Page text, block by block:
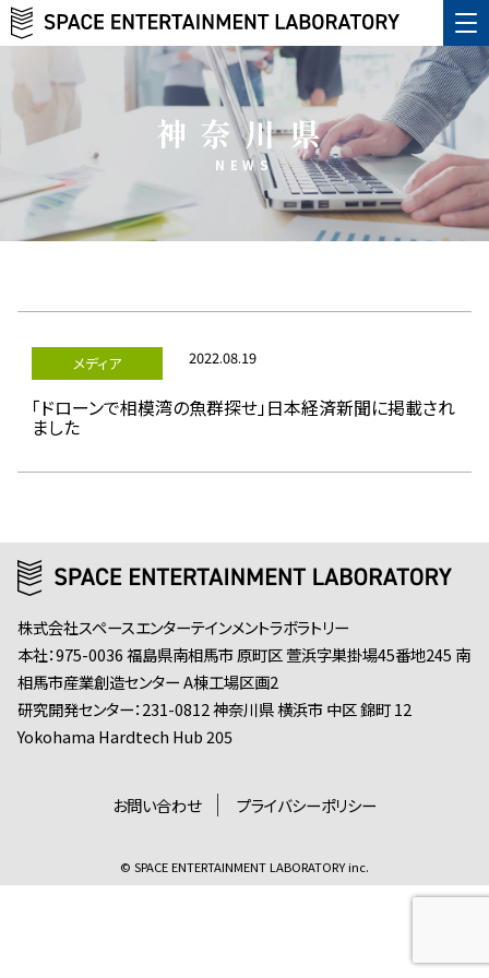
神奈川県
NEWS
メディア 2022.08.19
「ドローンで相模湾の魚群探せ」日本経済新聞に掲載され
ました
株式会社スペースエンターテインメントラボラトリー
本社：975-0036 福島県南相馬市 原町区 萱浜字巣掛場45番地245 南
相馬市産業創造センター A棟工場区画2
研究開発センター：231-0812 神奈川県 横浜市 中区 錦町 12
Yokohama Hardtech Hub 205
お問い合わせ プライバシーポリシー
© SPACE ENTERTAINMENT LABORATORY inc.